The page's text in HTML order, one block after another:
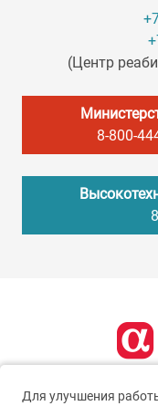
(Центр
8-800-
Для улучшения